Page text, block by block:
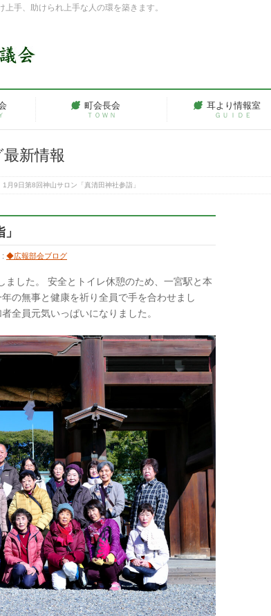
手、助けられ上手な人の環を築きます。
町会長会
ＴＯＷＮ
耳より情報室
ＧＵＩＤＥ
新情報
1月9日第8回神山サロン「真清田神社参詣」
: ◆広報部会ブログ
した。 安全とトイレ休憩のため、一宮駅と本
の無事と健康を祈り全員で手を合わせまし
全員元気いっぱいになりました。